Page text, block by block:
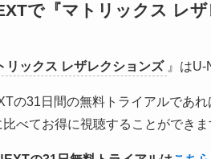
で『マトリックス レ
リックス レザレクションズ 』は
の31日間の無料トライアルであ
比べてお得に視聴することができま